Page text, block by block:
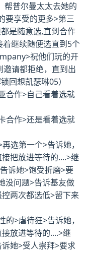
帮普尔曼太太去她的
要享受的更多>第三
是随意选,直到合作
继续随便选直到5个
祝他们玩的开
邀请都拒绝，直到出
回想凯瑟琳05）
合作>自己看着选就
合作>还是看着选就
选第一个>告诉她，
把放进等待的....>继
诉她>饱受折磨>要
没问题>告诉基友做
控两次都选低>留下来
的>虐待狂>告诉她，
放进等待的....>继
她>受人崇拜>要求